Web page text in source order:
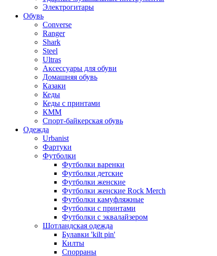
Электрогитары
Обувь
Converse
Ranger
Shark
Steel
Ultras
Аксессуары для обуви
Домашняя обувь
Казаки
Кеды
Кеды с принтами
КММ
Спорт-байкерская обувь
Одежда
Urbanist
Фартуки
Футболки
Футболки варенки
Футболки детские
Футболки женские
Футболки женские Rock Merch
Футболки камуфляжные
Футболки с принтами
Футболки с эквалайзером
Шотландская одежда
Булавки 'kilt pin'
Килты
Спорраны